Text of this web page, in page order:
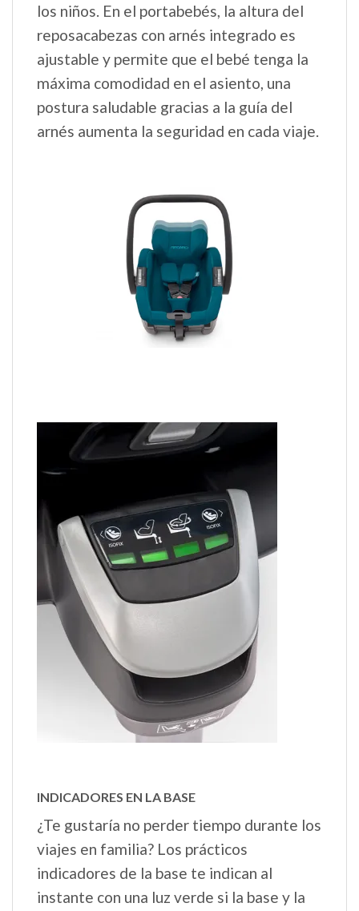
los niños. En el portabebés, la altura del
reposacabezas con arnés integrado es
ajustable y permite que el bebé tenga la
máxima comodidad en el asiento, una
postura saludable gracias a la guía del
arnés aumenta la seguridad en cada viaje.
INDICADORES EN LA BASE
¿Te gustaría no perder tiempo durante los
viajes en familia? Los prácticos
indicadores de la base te indican al
instante con una luz verde si la base y la